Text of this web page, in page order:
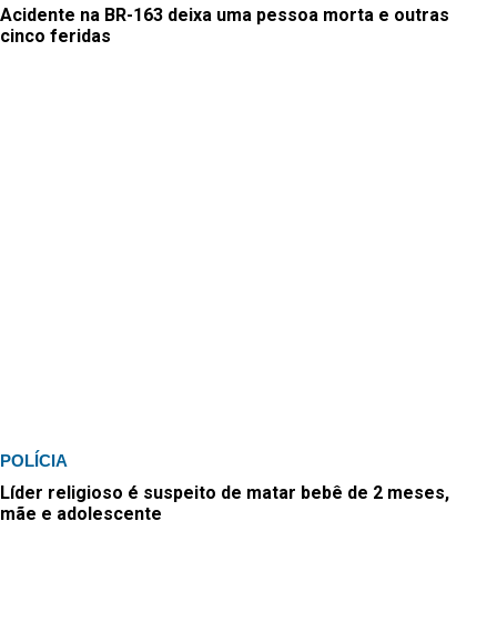
Acidente na BR-163 deixa uma pessoa morta e outras
cinco feridas
POLÍCIA
Líder religioso é suspeito de matar bebê de 2 meses,
mãe e adolescente